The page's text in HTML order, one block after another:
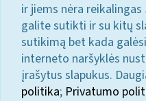
ir jiems nėra
galite sutikti ir su kitų
sutikimą bet kada
interneto naršyklės
įrašytus slapukus.
politika; Privatumo